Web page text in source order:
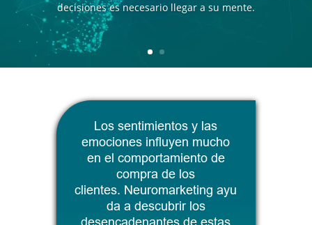
decisiones es necesario llegar a su mente.
Los sentimientos y las
emociones influyen mucho
en el comportamiento de
compra de los
clientes. Neuromarketing ayu
da a descubrir los